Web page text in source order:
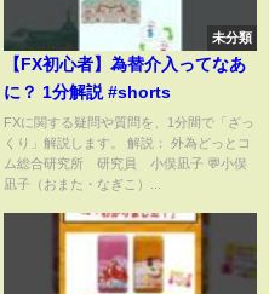
未分類
【FX初心者】為替介入ってなあ
に？ 1分解説 #shorts
FXに関する疑問や質問を、1分間で「ざっ
くり」解説します。 解説： 外為どっとコ
ム総合研究所 研究員 小俣凪子 💬小俣
凪子（おまた・なぎこ）...